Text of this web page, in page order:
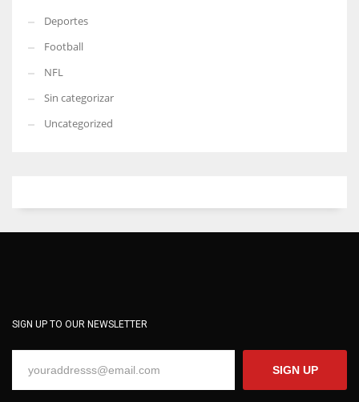
Deportes
Football
NFL
Sin categorizar
Uncategorized
SIGN UP TO OUR NEWSLETTER
SIGN UP